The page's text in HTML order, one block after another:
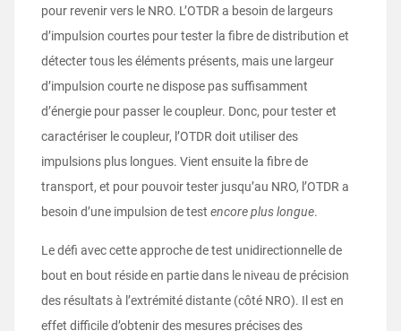
pour revenir vers le NRO. L’OTDR a besoin de largeurs
d’impulsion courtes pour tester la fibre de distribution et
détecter tous les éléments présents, mais une largeur
d’impulsion courte ne dispose pas suffisamment
d’énergie pour passer le coupleur. Donc, pour tester et
caractériser le coupleur, l’OTDR doit utiliser des
impulsions plus longues. Vient ensuite la fibre de
transport, et pour pouvoir tester jusqu’au NRO, l’OTDR a
besoin d’une impulsion de test encore plus longue.
Le défi avec cette approche de test unidirectionnelle de
bout en bout réside en partie dans le niveau de précision
des résultats à l’extrémité distante (côté NRO). Il est en
effet difficile d’obtenir des mesures précises des